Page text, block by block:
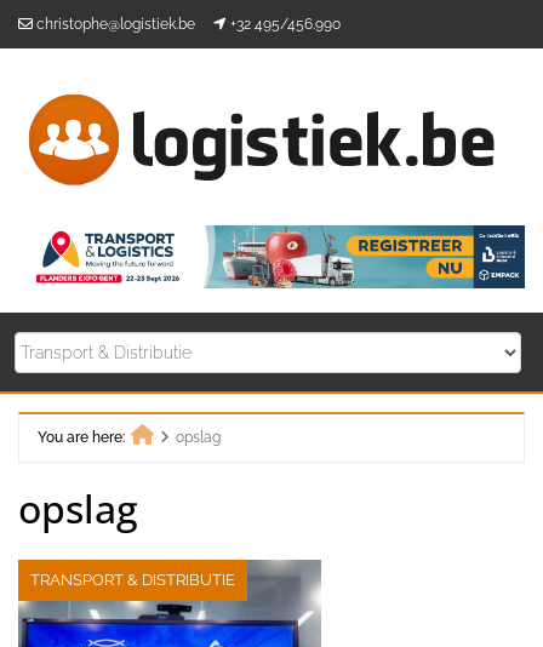
christophe@logistiek.be +32 495/456.990
You are here:
opslag
opslag
TRANSPORT & DISTRIBUTIE